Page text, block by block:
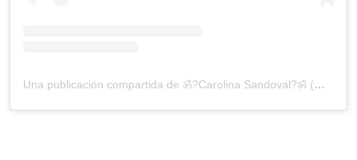
Una publicación compartida de ॐ?Carolina Sandoval?ॐ (@venenosandoval)